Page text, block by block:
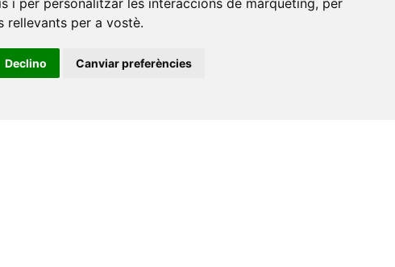
i per personalitzar les interaccions de màrqueting, per
rellevants per a vostè.
Declino Canviar preferències